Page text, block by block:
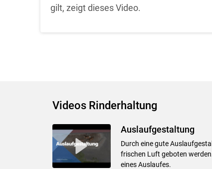
gilt, zeigt dieses Video.
Videos Rinderhaltung
Auslaufgestaltung
Durch eine gute
frischen Luft geboten
eines Auslaufes.